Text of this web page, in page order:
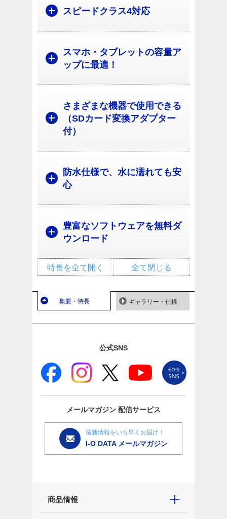
スピードクラス4対応
スマホ・タブレットの容量ア
ップに最適！
さまざまな機器で使用できる
（SDカード変換アダプター
付）
防水仕様で、水に濡れても安
心
豊富なソフトウェアを無料ダ
ウンロード
全て閉じる
特長を全て開く
概要・特長 ギャラリー・仕様
公式SNS
メールマガジン 配信サービス
最新情報をいち早くお届け！
I-O DATA メールマガジン
商品情報